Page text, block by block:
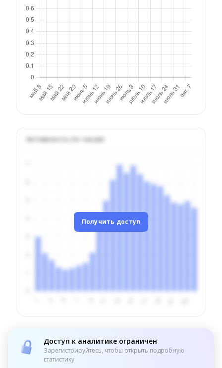
Активность по часам
Получить доступ
Доступ к аналитике ограничен
Зарегистрируйтесь, чтобы открыть подробную
статистику